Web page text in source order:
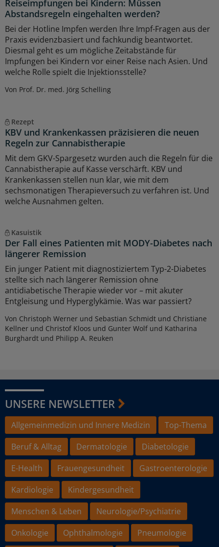
Reiseimpfungen bei Kindern: Müssen
Abstandsregeln eingehalten werden?
Bei der Hotline Impfen werden Ihre Impf-Fragen aus der
Praxis evidenzbasiert und fachkundig beantwortet.
Diesmal geht es um mögliche Zeitabstände für
Impfungen bei Kindern vor einer Reise nach Asien. Und
welche Rolle spielt die Injektionsstelle?
Von Prof. Dr. med. Jörg Schelling
Rezept
KBV und Krankenkassen präzisieren die neuen
Regeln zur Cannabistherapie
Mit dem GKV-Spargesetz wurden auch die Regeln für die
Cannabistherapie auf Kasse verschärft. KBV und
Krankenkassen stellen nun klar, wie mit dem
sechsmonatigen Therapieversuch zu verfahren ist. Und
welche Ausnahmen gelten.
Kasuistik
Der Fall eines Patienten mit MODY-Diabetes nach
längerer Remission
Ein junger Patient mit diagnostiziertem Typ-2-Diabetes
stellte sich nach längerer Remission ohne
antidiabetische Therapie wieder vor – mit akuter
Entgleisung und Hyperglykämie. Was war passiert?
Von Christoph Werner und Sebastian Schmidt und Christiane
Kellner und Christof Kloos und Gunter Wolf und Katharina
Burghardt und Philipp A. Reuken
UNSERE NEWSLETTER
Allgemeinmedizin und Innere Medizin
Top-Thema
Beruf & Alltag
Dermatologie
Diabetologie
E-Health
Frauengesundheit
Gastroenterologie
Kardiologie
Kindergesundheit
Menschen & Leben
Neurologie/Psychiatrie
Onkologie
Ophthalmologie
Pneumologie